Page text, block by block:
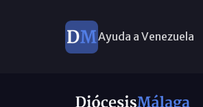
Ayuda a Venezuela